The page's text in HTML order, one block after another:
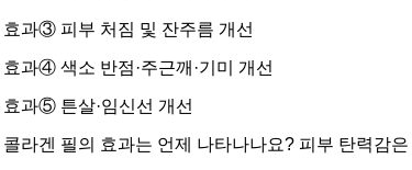
과③ 피부 처짐 및 잔주름 개선
과④ 색소 반점·주근깨·기미 개선
과⑤ 튼살·임신선 개선
라겐 필의 효과는 언제 나타나나요? 피부 탄력감